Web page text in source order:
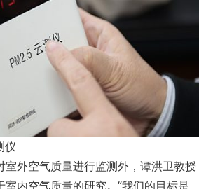
仪
室外空气质量进行监测外，谭洪卫教授
室内空气质量的研究。“我们的目标是